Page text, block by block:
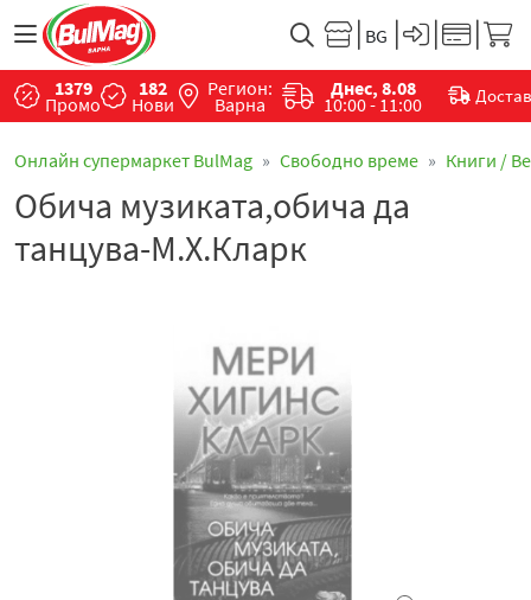
1379
Промо
182
Нови
Регион:
Варна
Днес, 8.08
10:00 - 11:00
Онлайн супермаркет BulMag Свободно време Книги /
Обича музиката,обича да
танцува-М.Х.Кларк